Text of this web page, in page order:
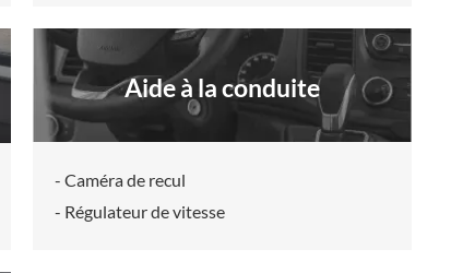
Aide à la conduite
- Caméra de recul
- Régulateur de vitesse